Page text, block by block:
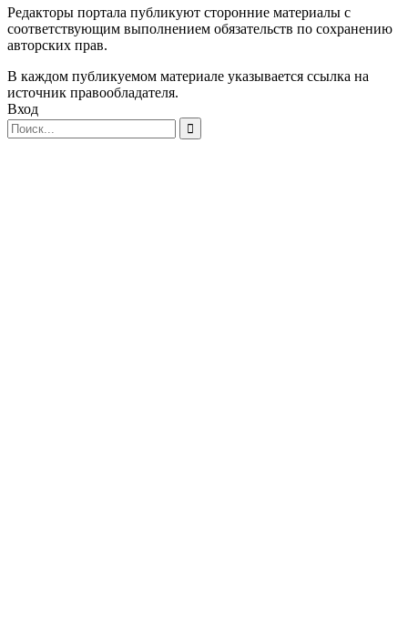
Редакторы портала публикуют сторонние материалы с
соответствующим выполнением обязательств по сохранению
авторских прав.
В каждом публикуемом материале указывается ссылка на
источник правообладателя.
Вход